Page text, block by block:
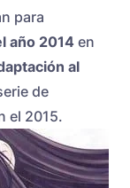
para
año 2014 en
al
de
el 2015.